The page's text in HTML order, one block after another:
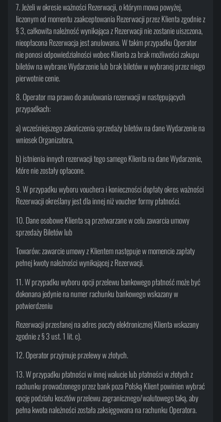
7. Jeżeli w okresie ważności Rezerwacji, o którym mowa powyżej,
liczonym od momentu zaakceptowania Rezerwacji przez Klienta zgodnie z
§ 3, całkowita należność wynikająca z Rezerwacji nie zostanie uiszczona,
nieopłacona Rezerwacja jest anulowana. W takim przypadku Operator
nie ponosi odpowiedzialności wobec Klienta za brak możliwości zakupu
biletów na wybrane Wydarzenie lub brak biletów w wybranej przez niego
pierwotnie cenie.
8. Operator ma prawo do anulowania rezerwacji w następujących
przypadkach:
a) wcześniejszego zakończenia sprzedaży biletów na dane Wydarzenie na
wniosek Organizatora,
b) istnienia innych rezerwacji tego samego Klienta na dane Wydarzenie,
które nie zostały opłacone.
9. W przypadku wyboru vouchera i konieczności dopłaty okres ważności
Rezerwacji określany jest dla innej niż voucher formy płatności.
10. Dane osobowe Klienta są przetwarzane w celu zawarcia umowy
sprzedaży Biletów lub
Towarów; zawarcie umowy z Klientem następuje w momencie zapłaty
pełnej kwoty należności wynikającej z Rezerwacji.
11. W przypadku wyboru opcji przelewu bankowego płatność może być
dokonana jedynie na numer rachunku bankowego wskazany w
potwierdzeniu
Rezerwacji przesłanej na adres poczty elektronicznej Klienta wskazany
zgodnie z § 3 ust. 1 lit. c).
12. Operator przyjmuje przelewy w złotych.
13. W przypadku płatności w innej walucie lub płatności w złotych z
rachunku prowadzonego przez bank poza Polską Klient powinien wybrać
opcję podziału kosztów przelewu zagranicznego/walutowego taką, aby
pełna kwota należności została zaksięgowana na rachunku Operatora.